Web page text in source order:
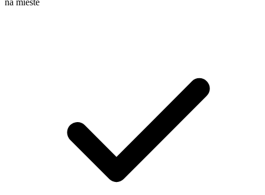
na mieste